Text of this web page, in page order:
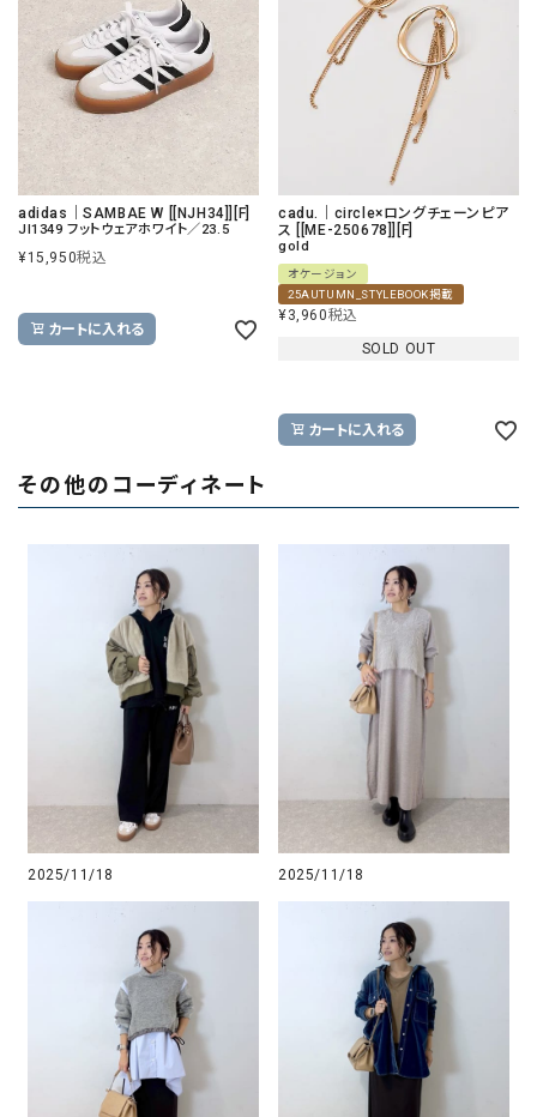
adidas｜SAMBAE W [[NJH34]][F]
JI1349 フットウェアホワイト／23.5
¥15,950税込
カートに入れる
cadu.｜circle×ロングチェーンピア
ス [[ME-250678]][F]
gold
オケージョン
25AUTUMN_STYLEBOOK掲載
¥3,960税込
SOLD OUT
カートに入れる
その他のコーディネート
2025/11/18 2025/11/18